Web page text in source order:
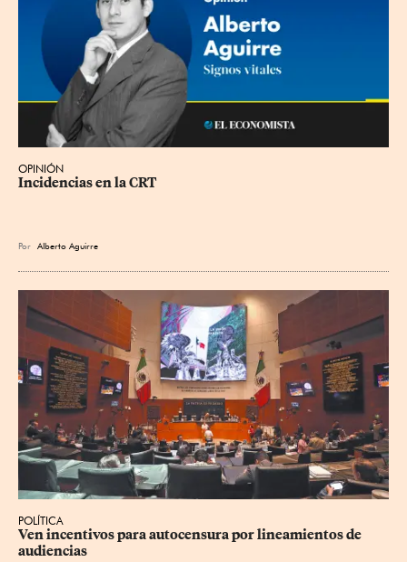
OPINIÓN
Incidencias en la CRT
Por Alberto Aguirre
POLÍTICA
Ven incentivos para autocensura por lineamientos de
audiencias